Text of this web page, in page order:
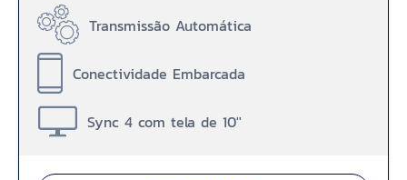
Transmissão Automática
Conectividade Embarcada
Sync 4 com tela de 10''